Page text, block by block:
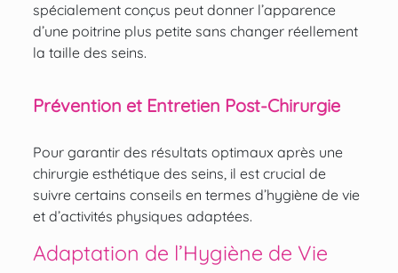
spécialement conçus peut donner l’apparence
d’une poitrine plus petite sans changer réellement
la taille des seins.
Prévention et Entretien Post-Chirurgie
Pour garantir des résultats optimaux après une
chirurgie esthétique des seins, il est crucial de
suivre certains conseils en termes d’hygiène de vie
et d’activités physiques adaptées.
Adaptation de l’Hygiène de Vie